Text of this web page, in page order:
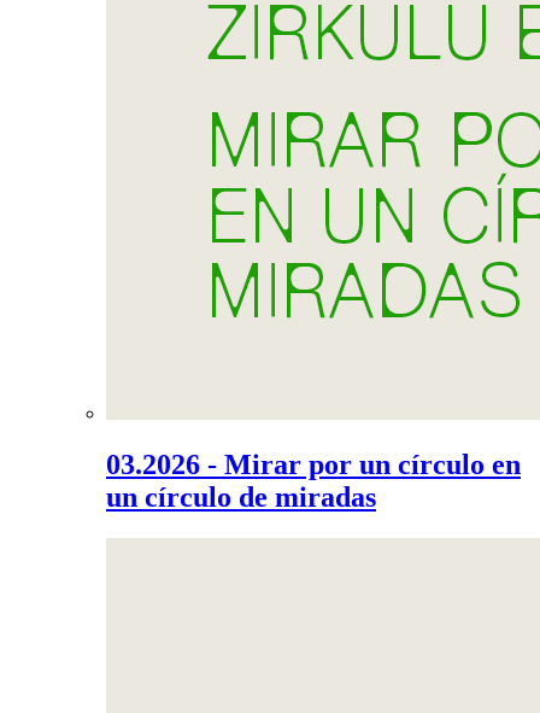
03.2026 - Mirar por un círculo en
un círculo de miradas